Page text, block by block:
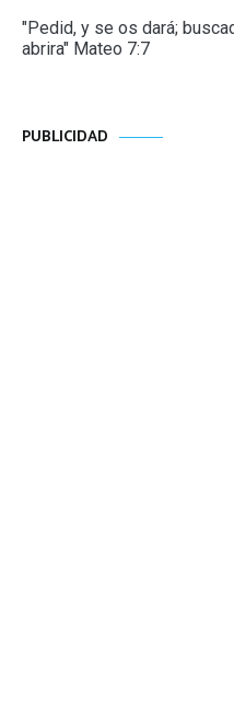
"Pedid, y se os dará;
abrira" Mateo 7:7
PUBLICIDAD